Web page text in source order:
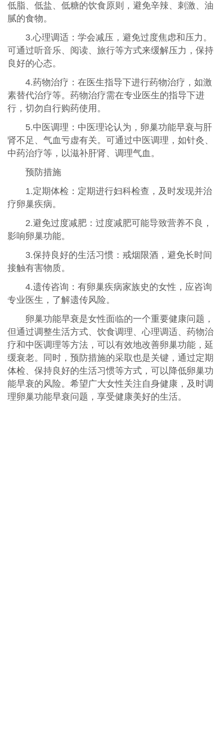
低脂、低盐、低糖的饮食原则，避免辛辣、刺激、油
腻的食物。
3.心理调适：学会减压，避免过度焦虑和压力。
可通过听音乐、阅读、旅行等方式来缓解压力，保持
良好的心态。
4.药物治疗：在医生指导下进行药物治疗，如激
素替代治疗等。药物治疗需在专业医生的指导下进
行，切勿自行购药使用。
5.中医调理：中医理论认为，卵巢功能早衰与肝
肾不足、气血亏虚有关。可通过中医调理，如针灸、
中药治疗等，以滋补肝肾、调理气血。
预防措施
1.定期体检：定期进行妇科检查，及时发现并治
疗卵巢疾病。
2.避免过度减肥：过度减肥可能导致营养不良，
影响卵巢功能。
3.保持良好的生活习惯：戒烟限酒，避免长时间
接触有害物质。
4.遗传咨询：有卵巢疾病家族史的女性，应咨询
专业医生，了解遗传风险。
卵巢功能早衰是女性面临的一个重要健康问题，
但通过调整生活方式、饮食调理、心理调适、药物治
疗和中医调理等方法，可以有效地改善卵巢功能，延
缓衰老。同时，预防措施的采取也是关键，通过定期
体检、保持良好的生活习惯等方式，可以降低卵巢功
能早衰的风险。希望广大女性关注自身健康，及时调
理卵巢功能早衰问题，享受健康美好的生活。